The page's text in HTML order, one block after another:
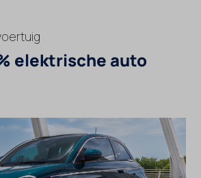
elektrische auto